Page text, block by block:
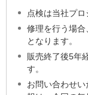
点検は当社プロ
修理を行う場
となります。
販売終了後5年
す。
お問い合わせ